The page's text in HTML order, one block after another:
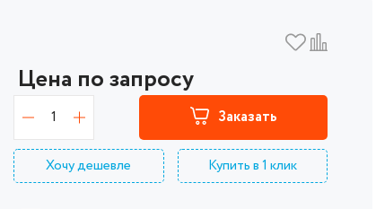
Цена по запросу
1 Заказать
Хочу дешевле Купить в 1 клик